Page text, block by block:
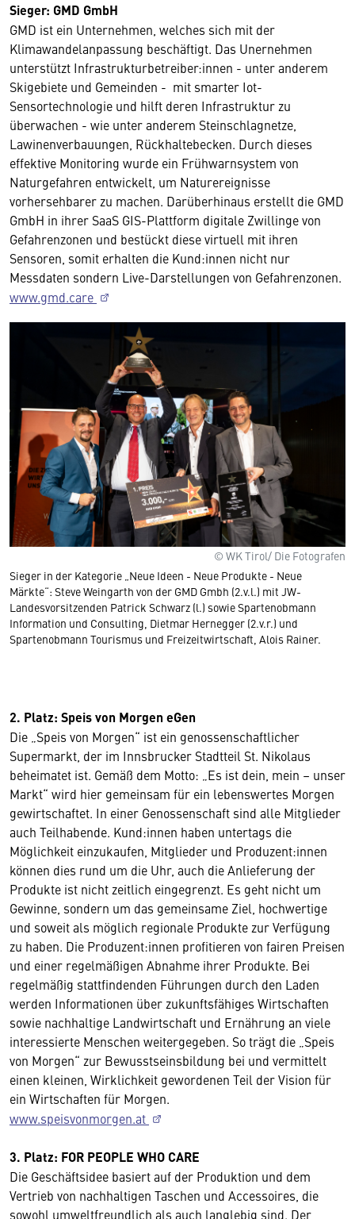
Sieger: GMD GmbH
GMD ist ein Unternehmen, welches sich mit der
Klimawandelanpassung beschäftigt. Das Unernehmen
unterstützt Infrastrukturbetreiber:innen - unter anderem
Skigebiete und Gemeinden - mit smarter Iot-
Sensortechnologie und hilft deren Infrastruktur zu
überwachen - wie unter anderem Steinschlagnetze,
Lawinenverbauungen, Rückhaltebecken. Durch dieses
effektive Monitoring wurde ein Frühwarnsystem von
Naturgefahren entwickelt, um Naturereignisse
vorhersehbarer zu machen. Darüberhinaus erstellt die GMD
GmbH in ihrer SaaS GIS-Plattform digitale Zwillinge von
Gefahrenzonen und bestückt diese virtuell mit ihren
Sensoren, somit erhalten die Kund:innen nicht nur
Messdaten sondern Live-Darstellungen von Gefahrenzonen.
www.gmd.care
© WK Tirol/ Die Fotografen
Sieger in der Kategorie „Neue Ideen - Neue Produkte - Neue
Märkte“: Steve Weingarth von der GMD Gmbh (2.v.l.) mit JW-
Landesvorsitzenden Patrick Schwarz (l.) sowie Spartenobmann
Information und Consulting, Dietmar Hernegger (2.v.r.) und
Spartenobmann Tourismus und Freizeitwirtschaft, Alois Rainer.
2. Platz: Speis von Morgen eGen
Die „Speis von Morgen“ ist ein genossenschaftlicher
Supermarkt, der im Innsbrucker Stadtteil St. Nikolaus
beheimatet ist. Gemäß dem Motto: „Es ist dein, mein – unser
Markt“ wird hier gemeinsam für ein lebenswertes Morgen
gewirtschaftet. In einer Genossenschaft sind alle Mitglieder
auch Teilhabende. Kund:innen haben untertags die
Möglichkeit einzukaufen, Mitglieder und Produzent:innen
können dies rund um die Uhr, auch die Anlieferung der
Produkte ist nicht zeitlich eingegrenzt. Es geht nicht um
Gewinne, sondern um das gemeinsame Ziel, hochwertige
und soweit als möglich regionale Produkte zur Verfügung
zu haben. Die Produzent:innen profitieren von fairen Preisen
und einer regelmäßigen Abnahme ihrer Produkte. Bei
regelmäßig stattfindenden Führungen durch den Laden
werden Informationen über zukunftsfähiges Wirtschaften
sowie nachhaltige Landwirtschaft und Ernährung an viele
interessierte Menschen weitergegeben. So trägt die „Speis
von Morgen“ zur Bewusstseinsbildung bei und vermittelt
einen kleinen, Wirklichkeit gewordenen Teil der Vision für
ein Wirtschaften für Morgen.
www.speisvonmorgen.at
3. Platz: FOR PEOPLE WHO CARE
Die Geschäftsidee basiert auf der Produktion und dem
Vertrieb von nachhaltigen Taschen und Accessoires, die
sowohl umweltfreundlich als auch langlebig sind. Der